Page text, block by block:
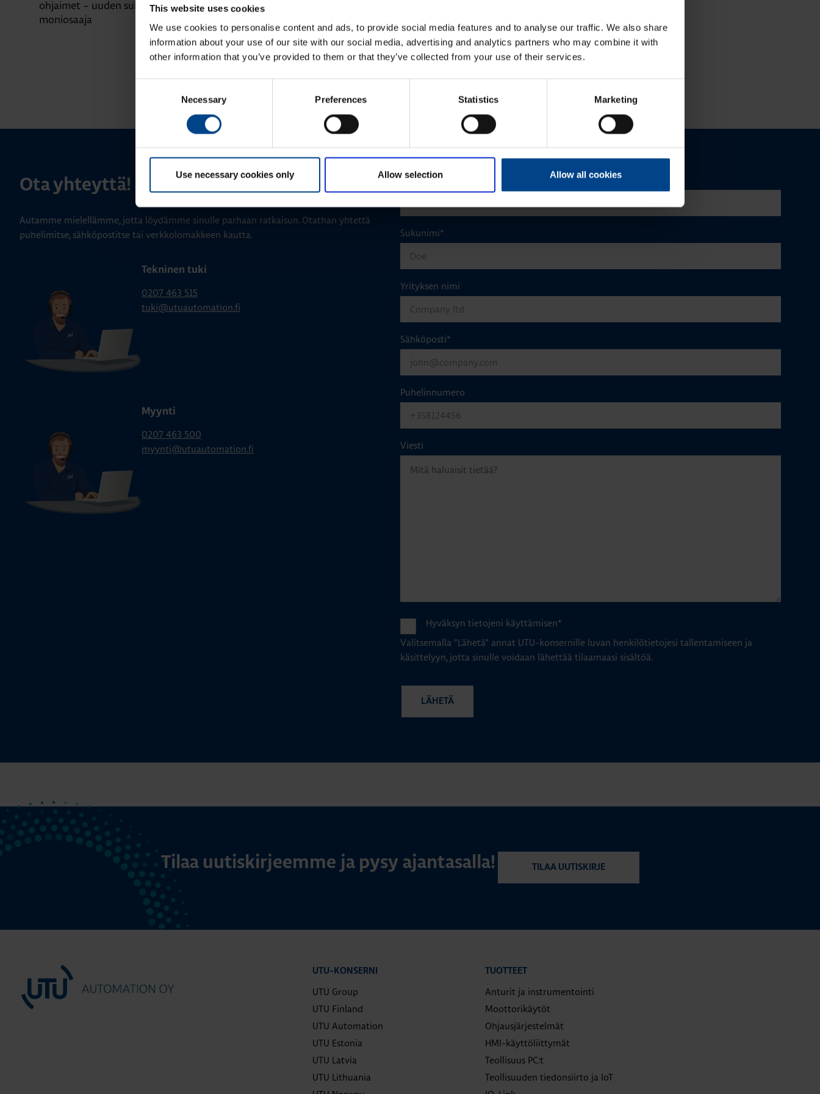
This website uses cookies
We use cookies to personalise content and ads, to provide social media features and to analyse our traffic. We also share
information about your use of our site with our social media, advertising and analytics partners who may combine it with
other information that you’ve provided to them or that they’ve collected from your use of their services.
Necessary Preferences Statistics Marketing
Use necessary cookies only Allow selection Allow all cookies
ohjaimet – uuden sukupolven
moniosaaja
logiikoiden konvertointi uusimpiin
Ota yhteyttä!
Autamme mielellämme, jotta löydämme sinulle parhaan ratkaisun. Otathan yhtettä
puhelimitse, sähköpostitse tai verkkolomakkeen kautta.
Tekninen tuki
0207 463 515
tuki@utuautomation.fi
Myynti
0207 463 500
myynti@utuautomation.fi
Etunimi*
Sukunimi*
Yrityksen nimi
Sähköposti*
Puhelinnumero
Viesti
Hyväksyn tietojeni käyttämisen*
Valitsemalla "Lähetä" annat UTU-konsernille luvan henkilötietojesi tallentamiseen ja
käsittelyyn, jotta sinulle voidaan lähettää tilaamaasi sisältöä.
Tilaa uutiskirjeemme ja pysy ajantasalla! TILAA UUTISKIRJE
UTU-KONSERNI
UTU Group
UTU Finland
UTU Automation
UTU Estonia
UTU Latvia
UTU Lithuania
TUOTTEET
Anturit ja instrumentointi
Moottorikäytöt
Ohjausjärjestelmät
HMI-käyttöliittymät
Teollisuus PC:t
Teollisuuden tiedonsiirto ja IoT